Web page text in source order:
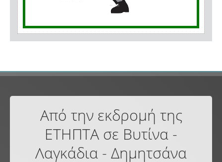
Από την εκδρομή της
ΕΤΗΠΤΑ σε Βυτίνα -
Λαγκάδια - Δημητσάνα